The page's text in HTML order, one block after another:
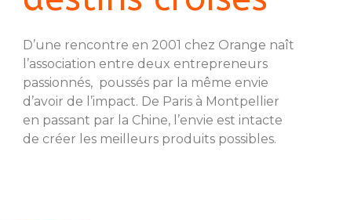
D’une rencontre en 2001 chez Orange naît
l’association entre deux entrepreneurs
passionnés, poussés par la même envie
d’avoir de l’impact. De Paris à Montpellier
en passant par la Chine, l’envie est intacte
de créer les meilleurs produits possibles.